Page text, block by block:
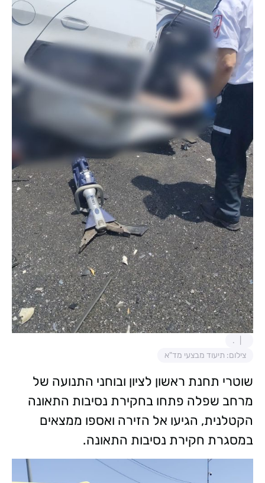
.
צילום: תיעוד מבצעי מד"א
שוטרי תחנת ראשון לציון ובוחני התנועה של
מרחב שפלה פתחו בחקירת נסיבות התאונה
הקטלנית, הגיעו אל הזירה ואספו ממצאים
במסגרת חקירת נסיבות התאונה.